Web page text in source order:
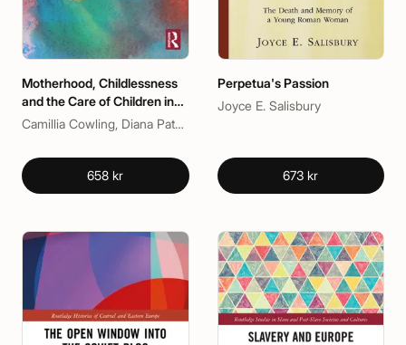
Motherhood, Childlessness
and the Care of Children in
Atlantic Slave Societies
Camillia Cowling, Diana Paton, Emily West, Maria Helena Pereira Toledo Machado
658 kr
Perpetua's Passion
Joyce E. Salisbury
673 kr